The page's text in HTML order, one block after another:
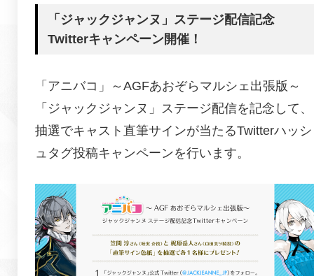
「ジャックジャンヌ」ステージ配信記念
Twitterキャンペーン開催！
「アニバコ」～AGFあおぞらマルシェ出張版～
「ジャックジャンヌ」ステージ配信を記念して、
抽選でキャスト直筆サインが当たるTwitterハッシ
ュタグ投稿キャンペーンを行います。